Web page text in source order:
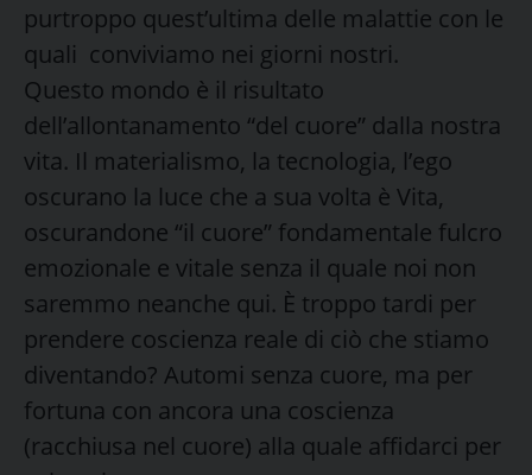
purtroppo quest’ultima delle malattie con le
quali conviviamo nei giorni nostri.
Questo mondo è il risultato
dell’allontanamento “del cuore” dalla nostra
vita. Il materialismo, la tecnologia, l’ego
oscurano la luce che a sua volta è Vita,
oscurandone “il cuore” fondamentale fulcro
emozionale e vitale senza il quale noi non
saremmo neanche qui. È troppo tardi per
prendere coscienza reale di ciò che stiamo
diventando? Automi senza cuore, ma per
fortuna con ancora una coscienza
(racchiusa nel cuore) alla quale affidarci per